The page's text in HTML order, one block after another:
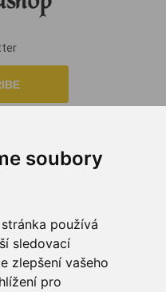
soubory
používá
sledovací
zlepšení vašeho
pro